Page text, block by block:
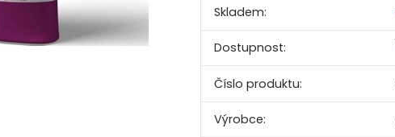
Skladem:
Dostupnost:
Číslo produktu:
Výrobce: